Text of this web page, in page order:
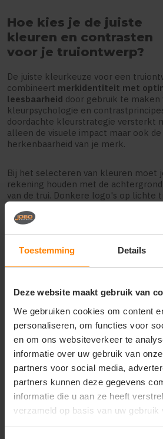
Toestemming Details
Deze website maakt gebruik van
We gebruiken cookies om content
personaliseren, om functies voor
en om ons websiteverkeer te
informatie over uw gebruik van
partners voor social media,
partners kunnen deze gegevens
informatie die u aan ze heeft
verzameld op basis van uw gebruik
Hoe kies je de juiste
kleuren en contrasten
voor je truiontwerp?
De juiste kleurkeuze voor een
combineert merkidentiteit met
leesbaarheid door gebruik te maken
kleurpsychologie en
doordachte kleurstrategie versterkt
alleen de visuele impact maar ook de
herkenbaarheid van je merk.
Bij het selecteren van kleuren moet
rekening houden met de
van de trui. Donkere logo's op lichte
voor het beste contrast. Het gebruik
kleuren een meer harmonieus geheel
Pantone-kleuren bieden de meeste
zekerheid voor kleurconsistentie,
grote oplages of wanneer je later
bijbestelt. Vermijd het gebruik van te
kleuren in één ontwerp, omdat dit
alleen de kosten verhoogt bij
druktechnieken, maar ook de visuele
impact kan verminderen. Een
gebruiken voor een helder en
professioneel resultaat.